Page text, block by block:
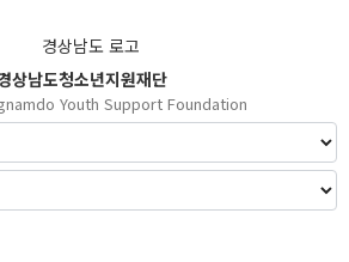
상남도청소년지원재단
Youth Support Foundation